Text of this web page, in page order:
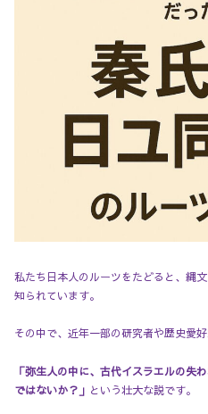
私たち日本人のルーツをたどると、縄
知られています。
その中で、近年一部の研究者や歴史愛
「弥生人の中に、古代イスラエルの失
ではないか？」 という壮大な説です。